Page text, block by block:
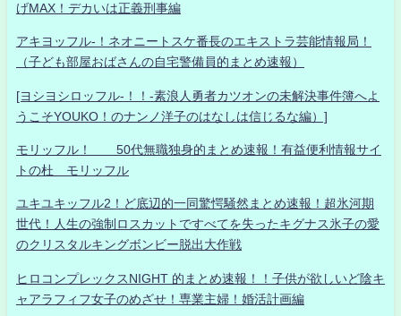
げMAX！デカいは正義刑事編
アキヨッフル-！ネオニートスケ番長のエキストラ芸能情報局！
（子ども部屋おばさんの自宅警備員的まとめ速報）
[ヨシヨシロッフル-！！-素浪人勇者カツオンの未解決事件簿へよ
うこそYOUKO！のナンノ洋子のはなしは信じるな編）]
モリッフル！ 50代無職独身的まとめ速報！有益便利情報サイ
トの杜 モリッフル
ユキユキッフル2！ど底辺的一同驚愕騒然まとめ速報！超氷河期
世代！人生の強制ロスカットですべてを失ったキグナス氷子の愛
のクリスタルキングボンビー脱出大作戦
ヒロコンプレックスNIGHT 的まとめ速報！！子供が欲しいど陰キ
ャアラフィフ女子のめざせ！専業主婦！婚活計画編